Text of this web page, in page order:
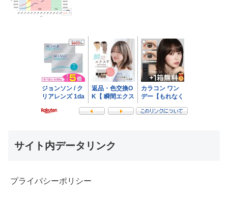
サイト内データリンク
プライバシーポリシー